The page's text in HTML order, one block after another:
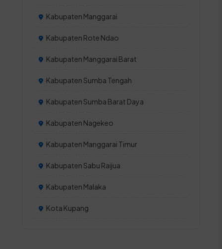
Kabupaten Manggarai
Kabupaten Rote Ndao
Kabupaten Manggarai Barat
Kabupaten Sumba Tengah
Kabupaten Sumba Barat Daya
Kabupaten Nagekeo
Kabupaten Manggarai Timur
Kabupaten Sabu Raijua
Kabupaten Malaka
Kota Kupang